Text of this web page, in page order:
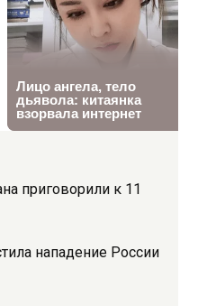
приговорили к 11
нападение России